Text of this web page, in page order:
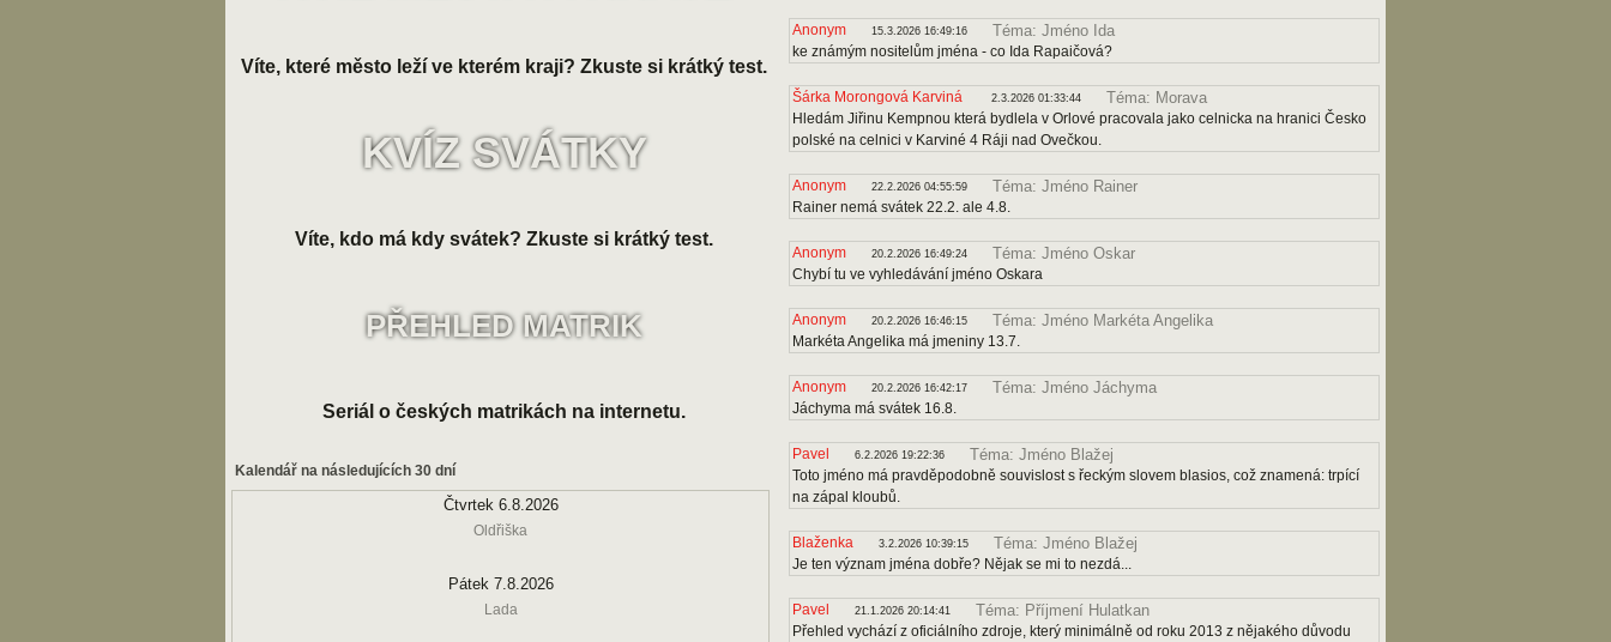
Víte, které město leží ve kterém kraji? Zkuste si krátký test.
KVÍZ SVÁTKY
Víte, kdo má kdy svátek? Zkuste si krátký test.
PŘEHLED MATRIK
Seriál o českých matrikách na internetu.
Kalendář na následujících 30 dní
Čtvrtek 6.8.2026
Oldřiška
Pátek 7.8.2026
Lada
Anonym 15.3.2026 16:49:16 Téma: Jméno Ida
ke známým nositelům jména - co Ida Rapaičová?
Šárka Morongová Karviná 2.3.2026 01:33:44 Téma: Morava
Hledám Jiřinu Kempnou která bydlela v Orlové pracovala jako celnicka na hranici Česko
polské na celnici v Karviné 4 Ráji nad Ovečkou.
Anonym 22.2.2026 04:55:59 Téma: Jméno Rainer
Rainer nemá svátek 22.2. ale 4.8.
Anonym 20.2.2026 16:49:24 Téma: Jméno Oskar
Chybí tu ve vyhledávání jméno Oskara
Anonym 20.2.2026 16:46:15 Téma: Jméno Markéta Angelika
Markéta Angelika má jmeniny 13.7.
Anonym 20.2.2026 16:42:17 Téma: Jméno Jáchyma
Jáchyma má svátek 16.8.
Pavel 6.2.2026 19:22:36 Téma: Jméno Blažej
Toto jméno má pravděpodobně souvislost s řeckým slovem blasios, což znamená: trpící
na zápal kloubů.
Blaženka 3.2.2026 10:39:15 Téma: Jméno Blažej
Je ten význam jména dobře? Nějak se mi to nezdá...
Pavel 21.1.2026 20:14:41 Téma: Příjmení Hulatkan
Přehled vychází z oficiálního zdroje, který minimálně od roku 2013 z nějakého důvodu